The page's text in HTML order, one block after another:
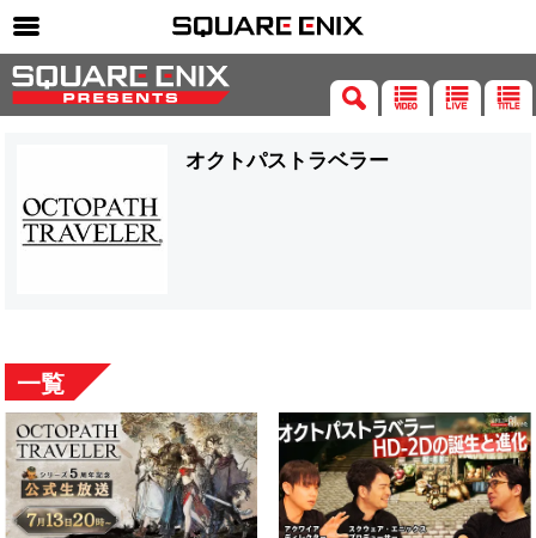
SQUARE ENIX 公式サイトメニュー
ミュージック
グッズ
動画
コラム
会社情報 採用情報
SQUARE ENIX サイト内検索
オクトパストラベラー
一覧